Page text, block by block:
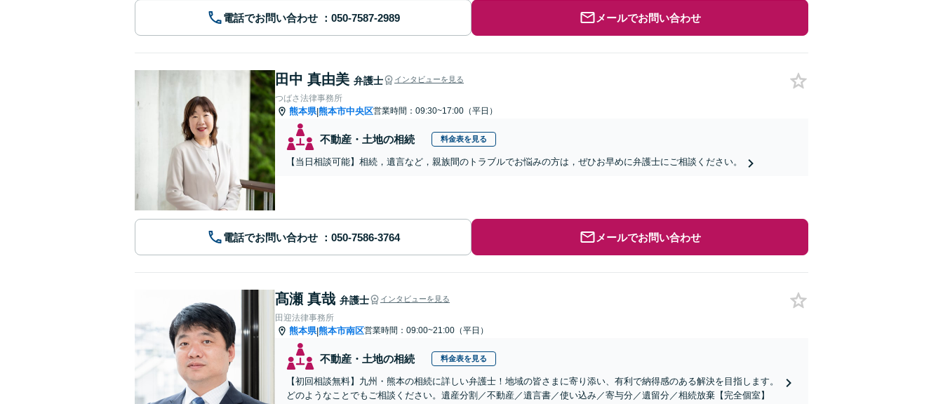
電話でお問い合わせ メールでお問い合わせ
田中 真由美 弁護士 インタビューを見る
つばさ法律事務所
熊本県|熊本市中央区営業時間：09:30~17:00（平日）
不動産・土地の相続 料金表を見る
【当日相談可能】相続，遺言など，親族間のトラブルでお悩みの方は，ぜひお早めに弁護士にご相談ください。
電話でお問い合わせ メールでお問い合わせ
髙瀬 真哉 弁護士 インタビューを見る
田迎法律事務所
熊本県|熊本市南区営業時間：09:00~21:00（平日）
不動産・土地の相続 料金表を見る
【初回相談無料】九州・熊本の相続に詳しい弁護士！地域の皆さまに寄り添い、有利で納得感のある解決を目指します。
どのようなことでもご相談ください。遺産分割／不動産／遺言書／使い込み／寄与分／遺留分／相続放棄【完全個室】